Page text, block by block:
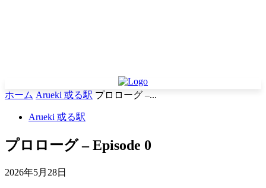
ホーム Arueki 或る駅 プロローグ –...
Arueki 或る駅
プロローグ – Episode 0
2026年5月28日